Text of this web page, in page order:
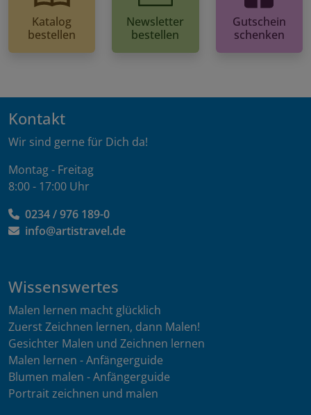
Katalog
bestellen
Newsletter
bestellen
Gutschein
schenken
Kontakt
Wir sind gerne für Dich da!
Montag - Freitag
8:00 - 17:00 Uhr
0234 / 976 189-0
info@artistravel.de
Wissenswertes
Malen lernen macht glücklich
Zuerst Zeichnen lernen, dann Malen!
Gesichter Malen und Zeichnen lernen
Malen lernen - Anfängerguide
Blumen malen - Anfängerguide
Portrait zeichnen und malen